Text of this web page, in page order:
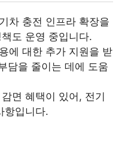
차 충전 인프라 확장을
도 운영 중입니다.
에 대한 추가 지원을 받
담을 줄이는 데에 도움
면 혜택이 있어, 전기
항입니다.